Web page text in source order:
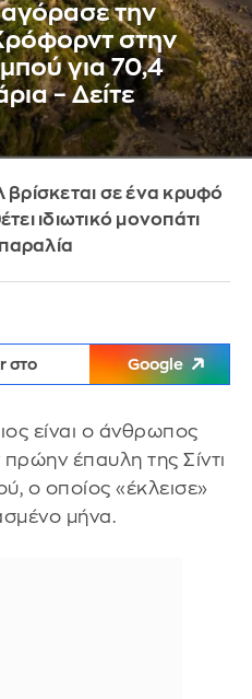
την
στην
για 70,4
– Δείτε
βρίσκεται σε ένα κρυφό
ιδιωτικό μονοπάτι
στο Google
είναι ο άνθρωπος
έπαυλη της Σίντι
ο οποίος «έκλεισε»
μήνα.